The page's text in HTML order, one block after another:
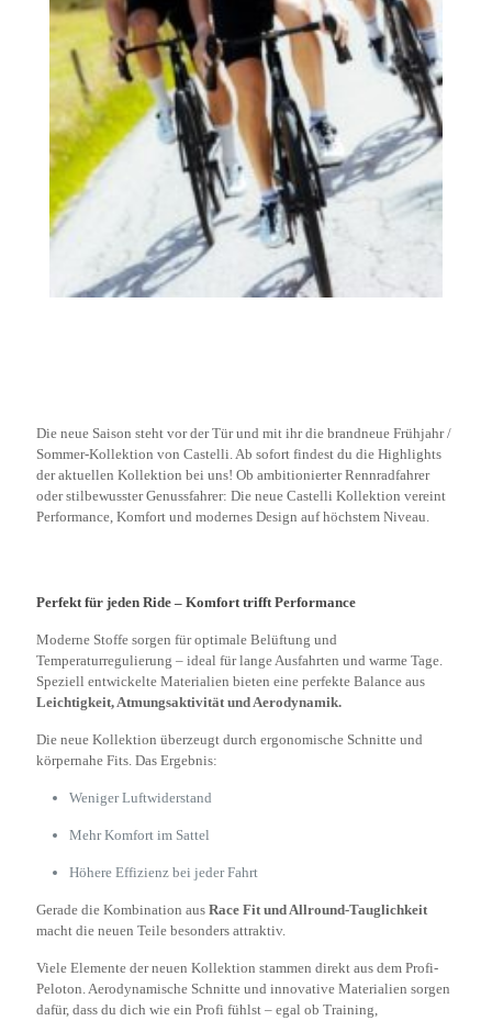
Die neue Saison steht vor der Tür und mit ihr die brandneue Frühjahr /
Sommer-Kollektion von Castelli. Ab sofort findest du die Highlights
der aktuellen Kollektion bei uns! Ob ambitionierter Rennradfahrer
oder stilbewusster Genussfahrer: Die neue Castelli Kollektion vereint
Performance, Komfort und modernes Design auf höchstem Niveau.
Perfekt für jeden Ride – Komfort trifft Performance
Moderne Stoffe sorgen für optimale Belüftung und
Temperaturregulierung – ideal für lange Ausfahrten und warme Tage.
Speziell entwickelte Materialien bieten eine perfekte Balance aus
Leichtigkeit, Atmungsaktivität und Aerodynamik.
Die neue Kollektion überzeugt durch ergonomische Schnitte und
körpernahe Fits. Das Ergebnis:
Weniger Luftwiderstand
Mehr Komfort im Sattel
Höhere Effizienz bei jeder Fahrt
Gerade die Kombination aus Race Fit und Allround-Tauglichkeit
macht die neuen Teile besonders attraktiv.
Viele Elemente der neuen Kollektion stammen direkt aus dem Profi-
Peloton. Aerodynamische Schnitte und innovative Materialien sorgen
dafür, dass du dich wie ein Profi fühlst – egal ob Training,